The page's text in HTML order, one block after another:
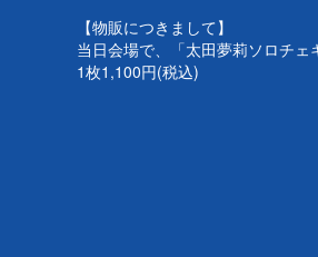
【物販につきまして】
当日会場で、「太田夢莉ソロチェ
1枚1,100円(税込)